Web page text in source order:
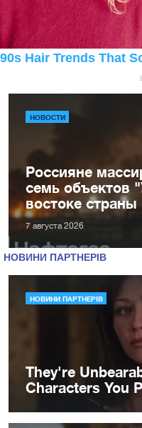
НОВОСТИ
Россияне
семь объектов
востоке страны
7 августа 2026